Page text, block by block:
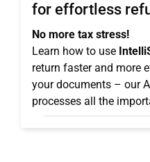
for effortless
No more tax stress!
Learn how to use
return faster and more
your documents – our
processes all the